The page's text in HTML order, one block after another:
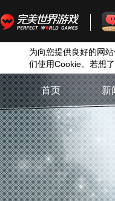
为向您提供良好的网
们使用Cookie。若想
首页 新